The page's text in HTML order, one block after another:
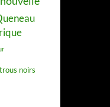
trous noirs